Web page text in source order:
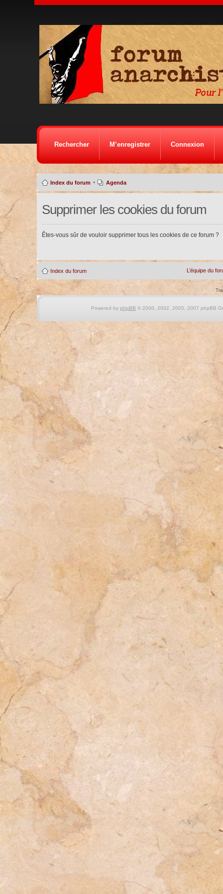
Rechercher M’enregistrer Connexion
Index du forum • Agenda
Supprimer les cookies du forum
Êtes-vous sûr de vouloir supprimer tous les cookies de ce forum ?
Index du forum L’équipe du
Powered by phpBB © 2000, 2002, 2005, 2007 phpBB